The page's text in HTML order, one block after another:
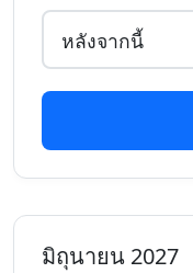
มิถุนายน 2027